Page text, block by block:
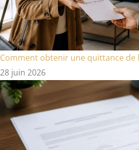
Comment obtenir une quittance de
28 juin 2026